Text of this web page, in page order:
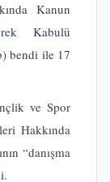
Kanun
Kabulü
bendi ile 17
ve Spor
Hakkında
“danışma